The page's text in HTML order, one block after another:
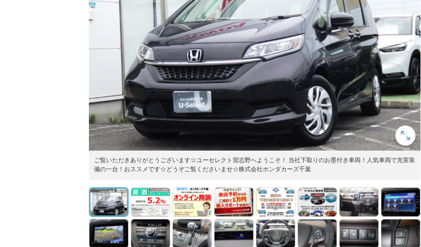
ご覧いただきありがとうございます☆ユーセレクト習志野へようこそ！ 当社下取りのお墨付き車両！人気車両で充実装
備の一台！おススメです☆どうぞご覧くださいませ☆株式会社ホンダカーズ千葉